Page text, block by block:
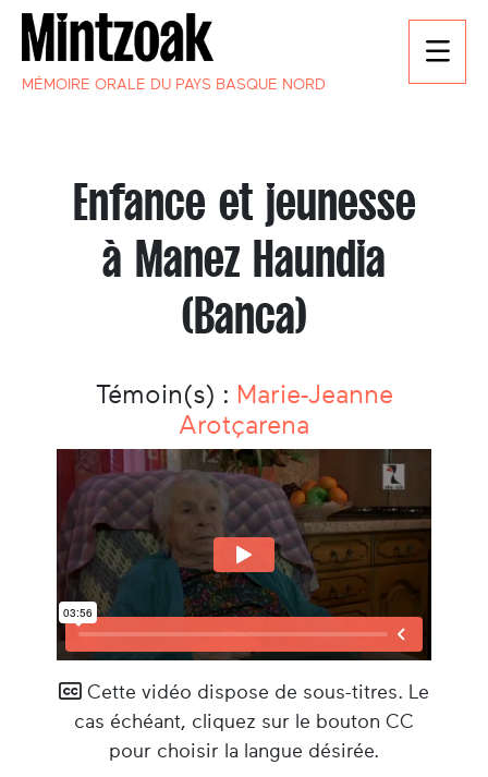
MÉMOIRE ORALE DU PAYS BASQUE NORD
Enfance et jeunesse
à Manez Haundia
(Banca)
Témoin(s) : Marie-­Jeanne
Arotçarena
Cette vidéo dispose de sous-titres. Le
cas échéant, cliquez sur le bouton CC
pour choisir la langue désirée.